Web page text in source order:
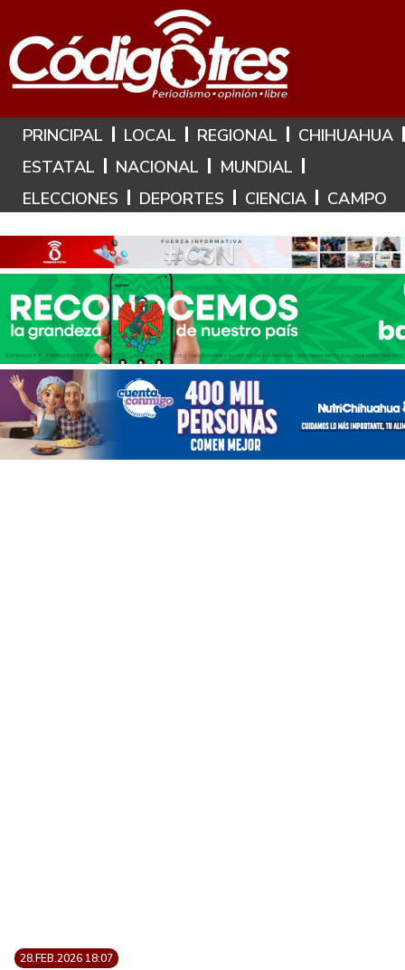
Hoy es: 8 de Agosto de 2026
PRINCIPAL LOCAL REGIONAL
CHIHUAHUA
ESTATAL
NACIONAL
MUNDIAL
ELECCIONES
DEPORTES CIENCIA CAMPO
28.FEB.2026 18:07